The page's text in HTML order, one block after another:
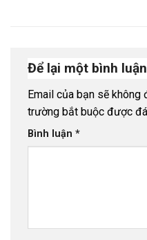
Để lại một bình luận
Email của bạn sẽ không
trường bắt buộc được
Bình luận *